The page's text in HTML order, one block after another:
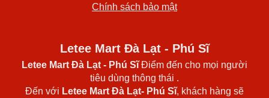
Chính sách bảo mật
Letee Mart Đà Lạt - Phú Sĩ
Letee Mart Đà Lạt - Phú SĩĐiểm đến cho mọi người
tiêu dùng thông thái .
Đến với Letee Mart Đà Lạt- Phú Sĩ, khách hàng sẽ